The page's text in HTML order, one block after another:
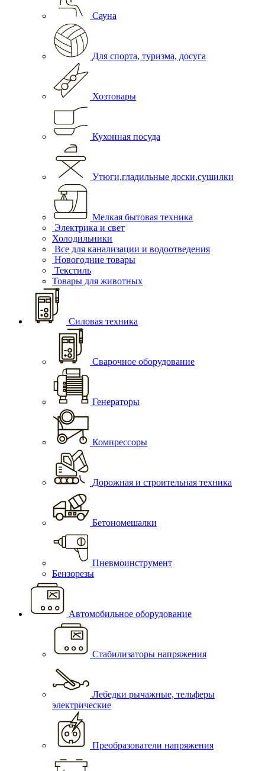
Сауна
Для спорта, туризма, досуга
Хозтовары
Кухонная посуда
Утюги,гладильные доски,сушилки
Мелкая бытовая техника
Электрика и свет
Холодильники
Все для канализации и водоотведения
Новогодние товары
Текстиль
Товары для животных
Силовая техника
Сварочное оборудование
Генераторы
Компрессоры
Дорожная и строительная техника
Бетономешалки
Пневмоинструмент
Бензорезы
Автомобильное оборудование
Стабилизаторы напряжения
Лебедки рычажные, тельферы
электрические
Преобразователи напряжения